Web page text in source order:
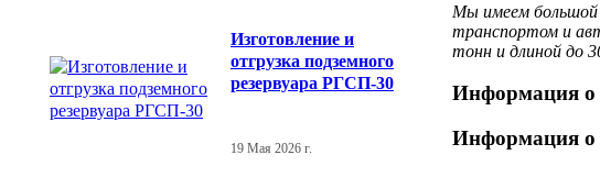
Изготовление и
отгрузка подземного
резервуара РГСП-30
19 Мая 2026 г.
Мы имеем большой
транспортом и
тонн и длиной до
Информация о
Информация о